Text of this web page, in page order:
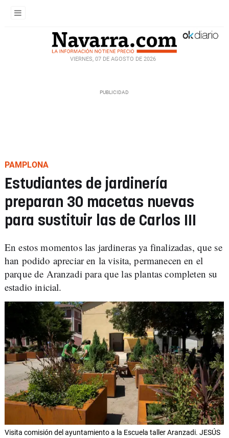
VIERNES, 07 DE AGOSTO DE 2026
PAMPLONA
Estudiantes de jardinería
preparan 30 macetas nuevas
para sustituir las de Carlos III
En estos momentos las jardineras ya finalizadas, que se
han podido apreciar en la visita, permanecen en el
parque de Aranzadi para que las plantas completen su
estadio inicial.
Visita comisión del ayuntamiento a la Escuela taller Aranzadi. JESÚS